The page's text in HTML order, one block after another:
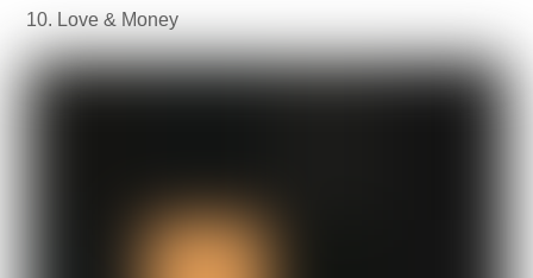
10. Love & Money